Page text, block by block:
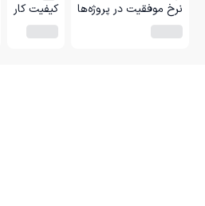
نرخ موفقیت در پروژه‌ها کیفیت کار